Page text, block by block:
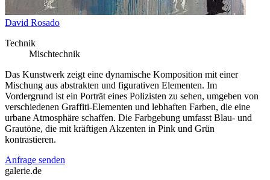
David Rosado
Technik
Mischtechnik
Das Kunstwerk zeigt eine dynamische Komposition mit einer
Mischung aus abstrakten und figurativen Elementen. Im
Vordergrund ist ein Porträt eines Polizisten zu sehen, umgeben von
verschiedenen Graffiti-Elementen und lebhaften Farben, die eine
urbane Atmosphäre schaffen. Die Farbgebung umfasst Blau- und
Grautöne, die mit kräftigen Akzenten in Pink und Grün
kontrastieren.
Anfrage senden
galerie.de